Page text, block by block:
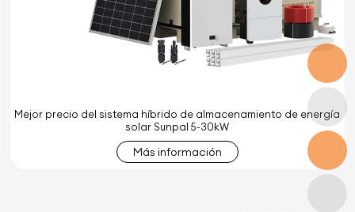
Mejor precio del sistema híbrido de almacenamiento de energía
solar Sunpal 5-30kW
Más información